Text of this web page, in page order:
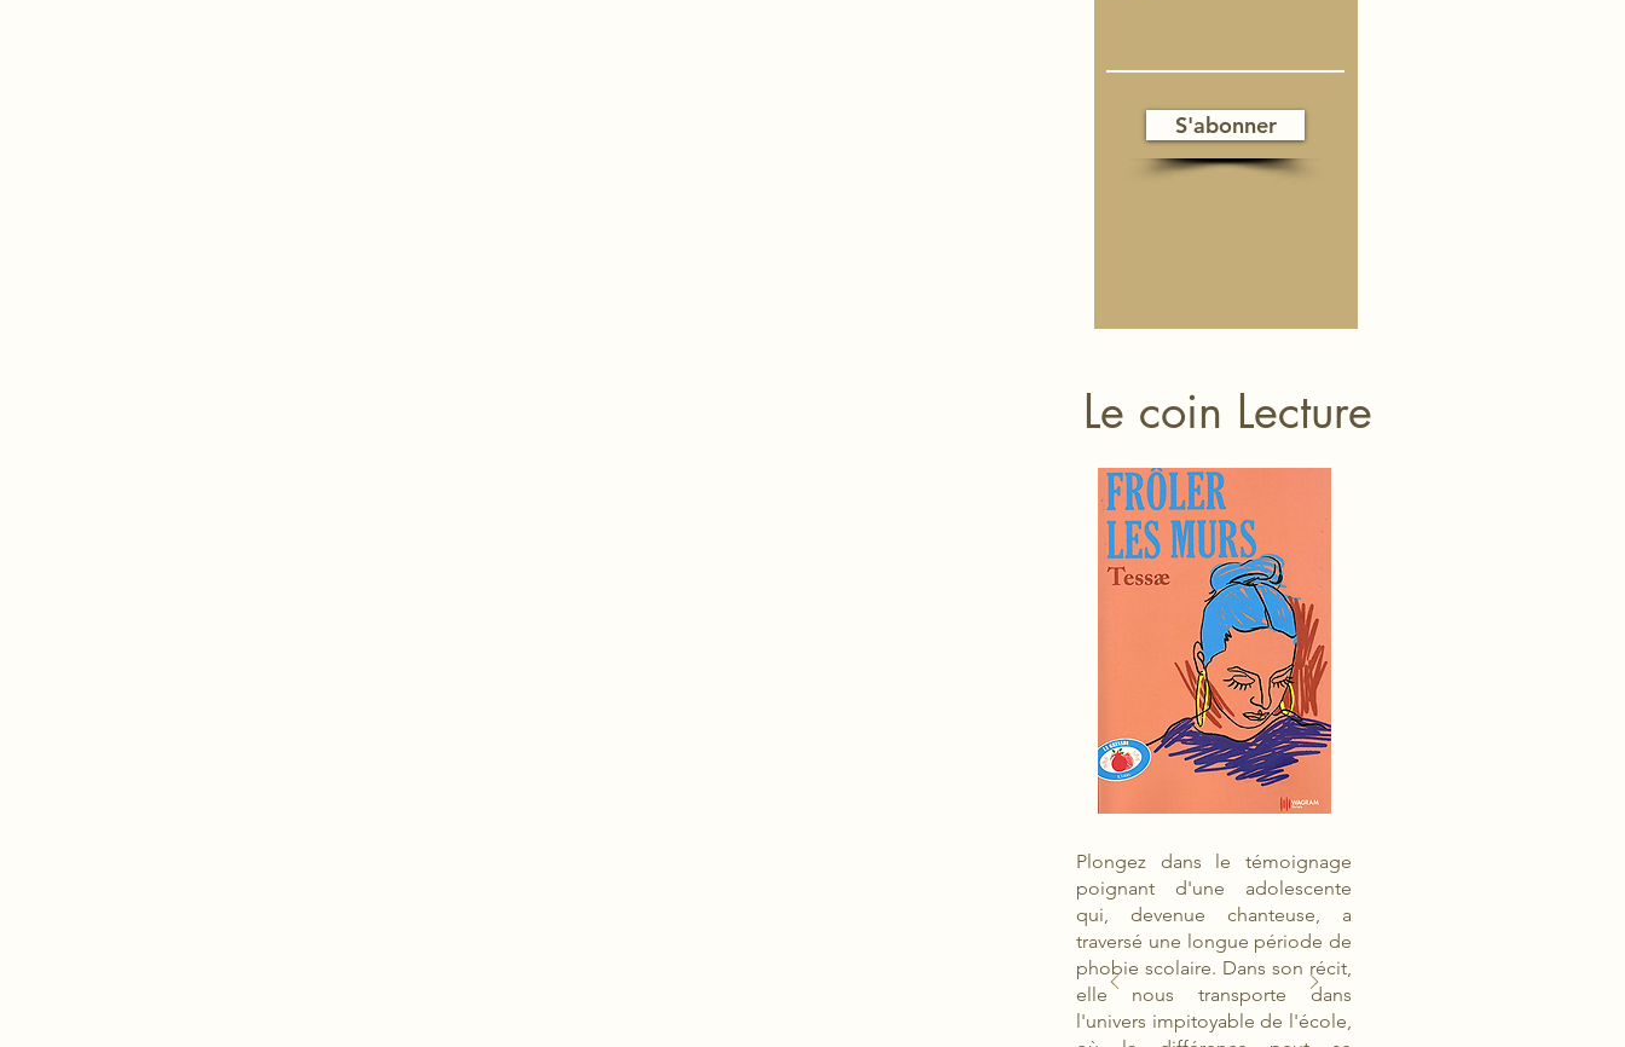
S'abonner
Le coin Lecture
Plongez dans le témoignage
poignant d'une adolescente
qui, devenue chanteuse, a
traversé une longue période de
phobie scolaire. Dans son récit,
elle nous transporte dans
l'univers impitoyable de l'école,